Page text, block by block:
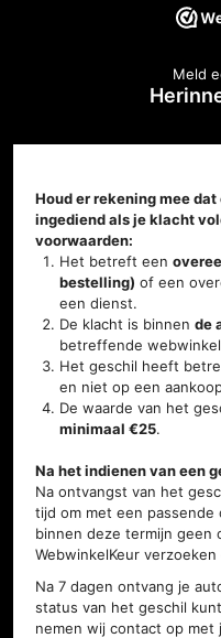
Meld
Houd er rekening mee
ingediend als je klacht
voorwaarden:
Het betreft een
bestelling) of een
een dienst.
De klacht is binnende
betreffende
Het geschil heeft
en niet op een
De waarde van het
minimaal €25.
Na het indienen van een
Na ontvangst van het
tijd om met een
binnen deze termijn geen
WebwinkelKeur
Na 7 dagen ontvang je
status van het geschil
nemen wij contact op